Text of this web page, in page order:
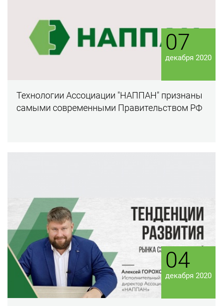
Технологии Ассоциации "НАППАН" признаны
самыми современными Правительством РФ
07
декабря 2020
04
декабря 2020